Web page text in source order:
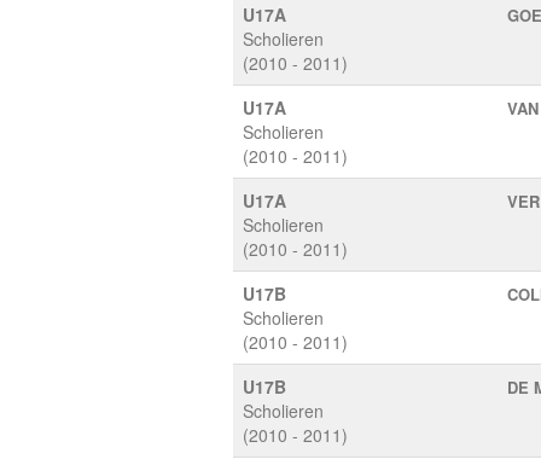
U17A
Scholieren
(2010 - 2011)
U17A
Scholieren
(2010 - 2011)
U17A
Scholieren
(2010 - 2011)
U17B
Scholieren
(2010 - 2011)
U17B
Scholieren
(2010 - 2011)
DE